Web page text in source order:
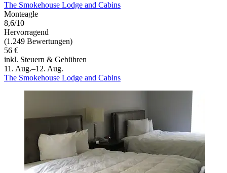
The Smokehouse Lodge and Cabins
Monteagle
8,6/10
Hervorragend
(1.249 Bewertungen)
56 €
inkl. Steuern & Gebühren
11. Aug.–12. Aug.
The Smokehouse Lodge and Cabins